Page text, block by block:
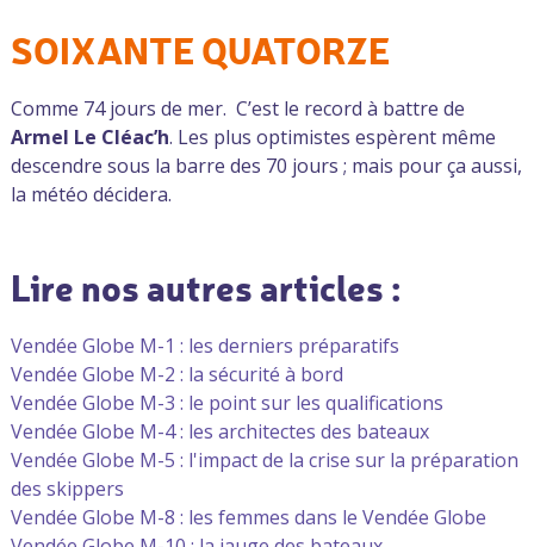
SOIXANTE QUATORZE
Comme 74 jours de mer. C’est le record à battre de
Armel Le Cléac’h. Les plus optimistes espèrent même
descendre sous la barre des 70 jours ; mais pour ça aussi,
la météo décidera.
Lire nos autres articles :
Vendée Globe M-1 : les derniers préparatifs
Vendée Globe M-2 : la sécurité à bord
Vendée Globe M-3 : le point sur les qualifications
Vendée Globe M-4 : les architectes des bateaux
Vendée Globe M-5 : l'impact de la crise sur la préparation
des skippers
Vendée Globe M-8 : les femmes dans le Vendée Globe